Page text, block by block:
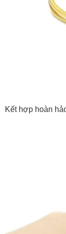
Kết hợp hoàn